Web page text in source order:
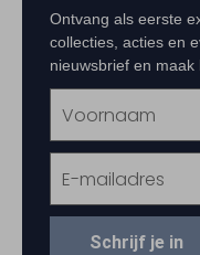
Ontvang als eerste
collecties, acties en
nieuwsbrief en maak
Schrijf je in